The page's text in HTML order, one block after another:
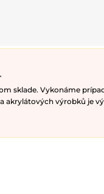
sklade. Vykonáme
akrylátových výrobků je